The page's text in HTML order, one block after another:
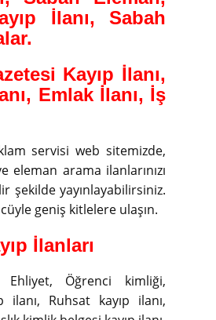
İlanı, Sabah
Kayıp İlanı,
Emlak İlanı, İş
servisi web sitemizde,
eleman arama ilanlarınızı
şekilde yayınlayabilirsiniz.
geniş kitlelere ulaşın.
İlanları
Ehliyet, Öğrenci kimliği,
ilanı, Ruhsat kayıp ilanı,